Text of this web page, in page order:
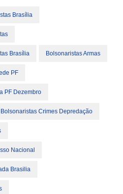
Brasília
Brasília Bolsonaristas Armas
PF
PF Dezembro
Bolsonaristas Crimes Depredação
Nacional
Brasilia